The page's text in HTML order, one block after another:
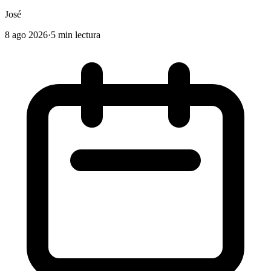
José
8 ago 2026·5 min lectura